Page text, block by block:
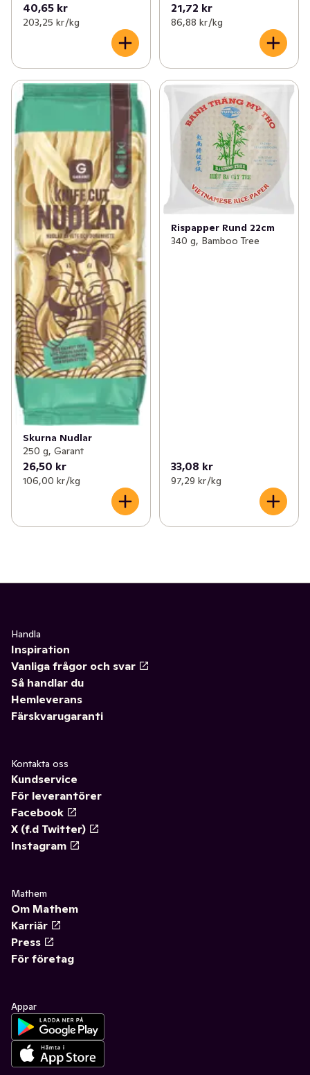
40,65 kr
203,25 kr /kg
21,72 kr
86,88 kr /kg
Skurna Nudlar
250 g, Garant
26,50 kr
106,00 kr /kg
Rispapper Rund 22cm
340 g, Bamboo Tree
33,08 kr
97,29 kr /kg
Handla
Inspiration
Vanliga frågor och svar
Så handlar du
Hemleverans
Färskvarugaranti
Kontakta oss
Kundservice
För leverantörer
Facebook
X (f.d Twitter)
Instagram
Mathem
Om Mathem
Karriär
Press
För företag
Appar